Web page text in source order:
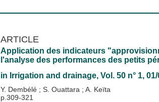
ARTICLE
Application des indicateurs
l'analyse des performances des petits
in Irrigation and drainage, Vol. 50 n° 1,
Y. Dembélé ; S. Ouattara ; A. Keïta
p.309-321